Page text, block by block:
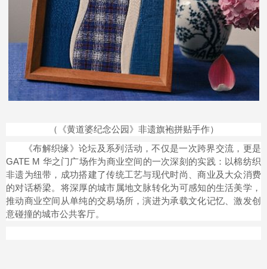
（《黄道婆纪念公园》非遗旗袍拼贴手作）
《布解织缘》论坛及系列活动，不仅是一次跨界交流，更是
GATE M 华之门广场作为商业空间的一次深刻的实践：以棉纺织
非遗为纽带，成功搭建了传统工艺与现代时尚、商业及大众消费
的对话桥梁。将深厚的城市属地文脉转化为可感知的生活美学，
推动商业空间从单纯的交易场所，演进为承载文化记忆、激发创
意碰撞的城市公共客厅。